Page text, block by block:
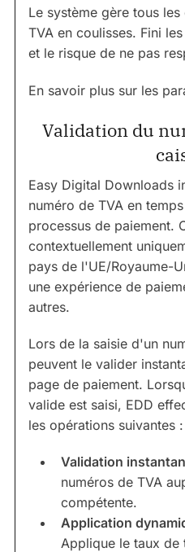
Le système gère tous
TVA en coulisses. Fini
et le risque de ne pas
En savoir plus sur les
Validation du
Easy Digital Downloads
numéro de TVA en
processus de paiement.
contextuellement
pays de l'UE/Royaume-
une expérience de
autres.
Lors de la saisie d'un
peuvent le valider
page de paiement.
valide est saisi, EDD
les opérations suivantes :
Validation
numéros de TVA
compétente.
Application
Applique le taux